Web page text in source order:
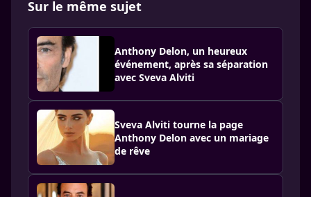
Sur le même sujet
Anthony Delon, un heureux
événement, après sa séparation
avec Sveva Alviti
Sveva Alviti tourne la page
Anthony Delon avec un mariage
de rêve